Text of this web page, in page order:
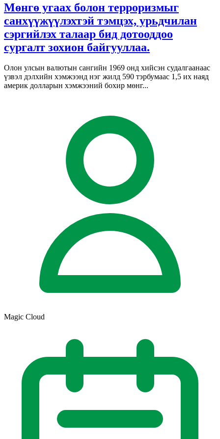
Мөнгө угаах болон терроризмыг
санхүүжүүлэхтэй тэмцэх, урьдчилан
сэргийлэх талаар бид дотооддоо
сургалт зохион байгууллаа.
Олон улсын валютын сангийн 1969 онд хийсэн судалгаанаас
үзвэл дэлхийн хэмжээнд нэг жилд 590 тэрбумаас 1,5 их наяд
америк долларын хэмжээний бохир мөнг...
Magic Cloud